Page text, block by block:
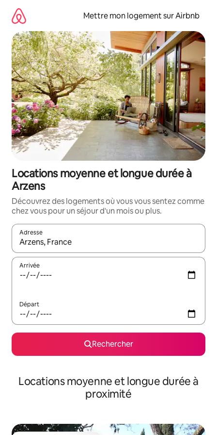
directement
contenu
Mettre mon logement sur Airbnb
Locations moyenne et longue durée à
Arzens
Découvrez des logements où vous vous sentez comme
chez vous pour un séjour d'un mois ou plus.
Adresse
Lorsque les résultats s'affichent, utilisez les flèches vers le
Arrivée
Départ
Rechercher
Locations moyenne et longue durée à
proximité